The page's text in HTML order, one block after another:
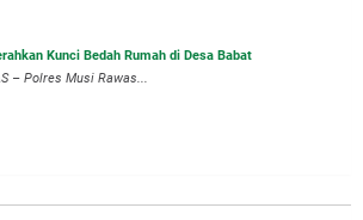
Kunci Bedah Rumah di Desa Babat
– Polres Musi Rawas...